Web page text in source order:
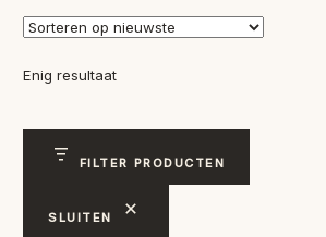
Enig resultaat
FILTER PRODUCTEN
SLUITEN